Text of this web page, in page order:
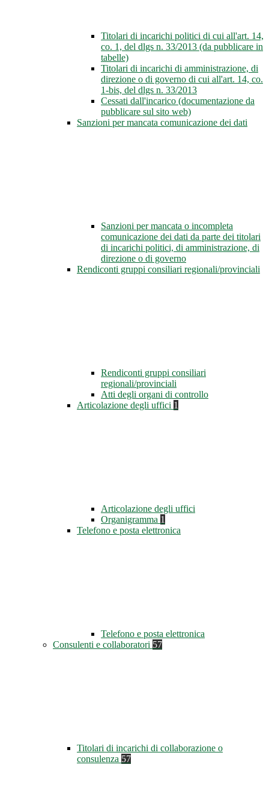
Titolari di incarichi politici di cui all'art. 14,
co. 1, del dlgs n. 33/2013 (da pubblicare in
tabelle)
Titolari di incarichi di amministrazione, di
direzione o di governo di cui all'art. 14, co.
1-bis, del dlgs n. 33/2013
Cessati dall'incarico (documentazione da
pubblicare sul sito web)
Sanzioni per mancata comunicazione dei dati
Sanzioni per mancata o incompleta
comunicazione dei dati da parte dei titolari
di incarichi politici, di amministrazione, di
direzione o di governo
Rendiconti gruppi consiliari regionali/provinciali
Rendiconti gruppi consiliari
regionali/provinciali
Atti degli organi di controllo
Articolazione degli uffici 1
Articolazione degli uffici
Organigramma 1
Telefono e posta elettronica
Telefono e posta elettronica
Consulenti e collaboratori 57
Titolari di incarichi di collaborazione o
consulenza 57